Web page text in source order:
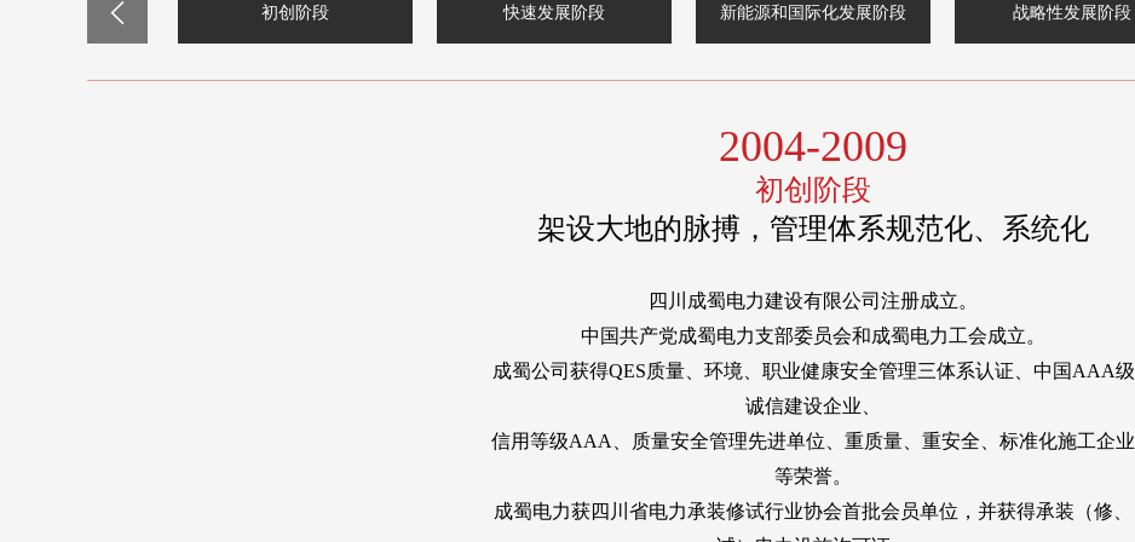
初创阶段 快速发展阶段 新能源和国际化发展阶段 战略性发展阶段
2004-2009
初创阶段
架设大地的脉搏，管理体系规范化、系统化
四川成蜀电力建设有限公司注册成立。
中国共产党成蜀电力支部委员会和成蜀电力工会成立。
成蜀公司获得QES质量、环境、职业健康安全管理三体系认证、中国AAA级
诚信建设企业、
信用等级AAA、质量安全管理先进单位、重质量、重安全、标准化施工企业
等荣誉。
成蜀电力获四川省电力承装修试行业协会首批会员单位，并获得承装（修、